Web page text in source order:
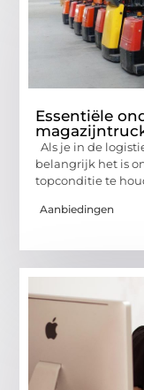
Essentiële
Als je in de
belangrijk het is
topconditie te
Aanbiedingen